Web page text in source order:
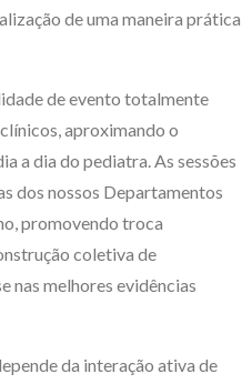
de uma maneira prática
de evento totalmente
aproximando o
a dia do pediatra. As sessões
dos nossos Departamentos
promovendo troca
coletiva de
nas melhores evidências
da interação ativa de